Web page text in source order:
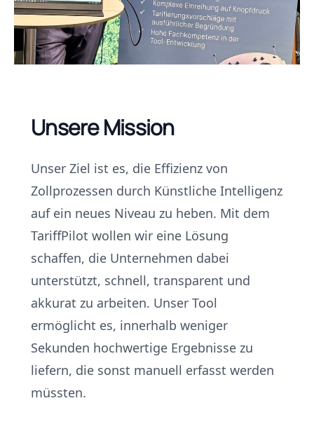
Unsere Mission
Unser Ziel ist es, die Effizienz von
Zollprozessen durch Künstliche Intelligenz
auf ein neues Niveau zu heben. Mit dem
TariffPilot wollen wir eine Lösung
schaffen, die Unternehmen dabei
unterstützt, schnell, transparent und
akkurat zu arbeiten. Unser Tool
ermöglicht es, innerhalb weniger
Sekunden hochwertige Ergebnisse zu
liefern, die sonst manuell erfasst werden
müssten.